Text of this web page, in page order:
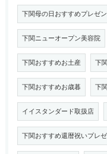
下関母の日おすすめプレゼ
下関ニューオープン美容院
下関おすすめお土産 下
下関おすすめお歳暮 下
イイスタンダード取扱店
下関おすすめ還暦祝いプレ